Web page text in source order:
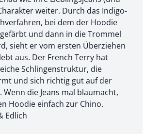
weiter. Durch das Indigo-
bei dem der Hoodie
und dann in die Trommel
sieht er vom ersten Überziehen
aus. Der French Terry hat
Schlingenstruktur, die
und sich richtig gut auf der
die Jeans mal blaumacht,
Hoodie einfach zur Chino.
Edlich